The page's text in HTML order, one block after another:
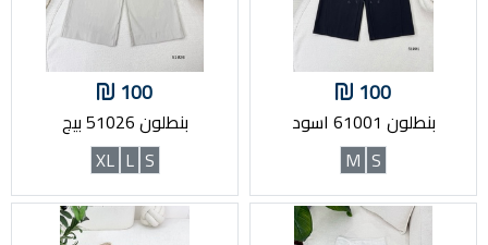
100
بنطلون 61001 اسود
S
M
100
بنطلون 51026 بيج
S
L
XL